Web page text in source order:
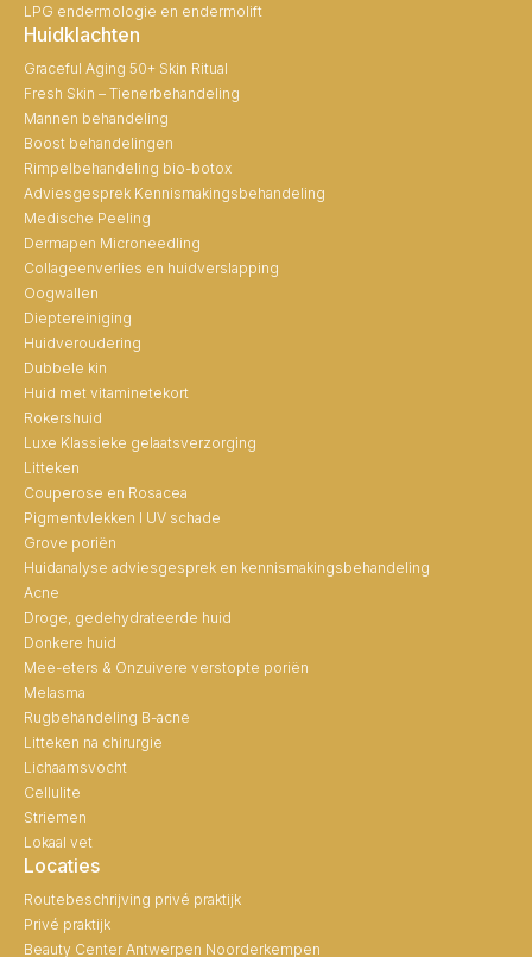
LPG endermologie en endermolift
Huidklachten
Graceful Aging 50+ Skin Ritual
Fresh Skin – Tienerbehandeling
Mannen behandeling
Boost behandelingen
Rimpelbehandeling bio-botox
Adviesgesprek Kennismakingsbehandeling
Medische Peeling
Dermapen Microneedling
Collageenverlies en huidverslapping
Oogwallen
Dieptereiniging
Huidveroudering
Dubbele kin
Huid met vitaminetekort
Rokershuid
Luxe Klassieke gelaatsverzorging
Litteken
Couperose en Rosacea
Pigmentvlekken I UV schade
Grove poriën
Huidanalyse adviesgesprek en kennismakingsbehandeling
Acne
Droge, gedehydrateerde huid
Donkere huid
Mee-eters & Onzuivere verstopte poriën
Melasma
Rugbehandeling B-acne
Litteken na chirurgie
Lichaamsvocht
Cellulite
Striemen
Lokaal vet
Locaties
Routebeschrijving privé praktijk
Privé praktijk
Beauty Center Antwerpen Noorderkempen